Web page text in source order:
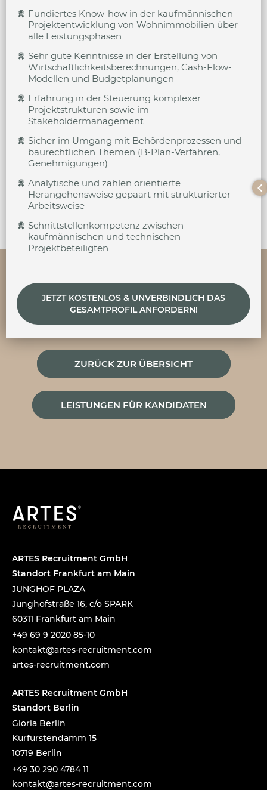
Fundiertes Know-how in der kaufmännischen
Projektentwicklung von Wohnimmobilien über
alle Leistungsphasen
Sehr gute Kenntnisse in der Erstellung von
Wirtschaftlichkeitsberechnungen, Cash-Flow-
Modellen und Budgetplanungen
Erfahrung in der Steuerung komplexer
Projektstrukturen sowie im
Stakeholdermanagement
Sicher im Umgang mit Behördenprozessen und
baurechtlichen Themen (B-Plan-Verfahren,
Genehmigungen)
Analytische und zahlen orientierte
Herangehensweise gepaart mit strukturierter
Arbeitsweise
Schnittstellenkompetenz zwischen
kaufmännischen und technischen
Projektbeteiligten
JETZT KOSTENLOS & UNVERBINDLICH DAS
GESAMTPROFIL ANFORDERN!
ZURÜCK ZUR ÜBERSICHT
LEISTUNGEN FÜR KANDIDATEN
ARTES Recruitment GmbH
Standort Frankfurt am Main
JUNGHOF PLAZA
Junghofstraße 16, c/o SPARK
60311 Frankfurt am Main
+49 69 9 2020 85-10
moc.t
nemti
urcer
-setr
a@tka
tnok
artes-recruitment.com
ARTES Recruitment GmbH
Standort Berlin
Gloria Berlin
Kurfürstendamm 15
10719 Berlin
+49 30 290 4784 11
moc.t
nemti
urcer
-setr
a@tka
tnok